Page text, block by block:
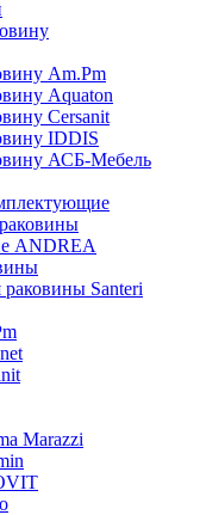
Am.Pm
Aquaton
Cersanit
IDDIS
АСБ-Мебель
ANDREA
раковины Santeri
Marazzi